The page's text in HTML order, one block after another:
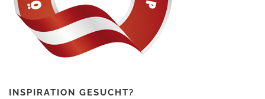
INSPIRATION GESUCHT?